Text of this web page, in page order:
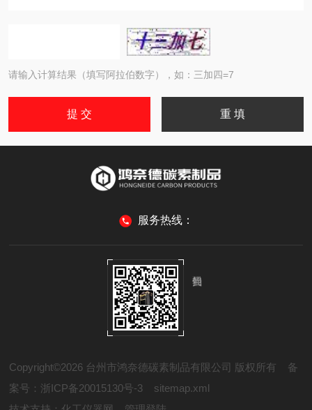
请输入计算结果（填写阿拉伯数字），如：三加四=7
服务热线：
Copyright©2026 台州市鸿奈德碳素制品有限公司 版权所有 备
案号：浙ICP备20015130号-3
sitemap.xml